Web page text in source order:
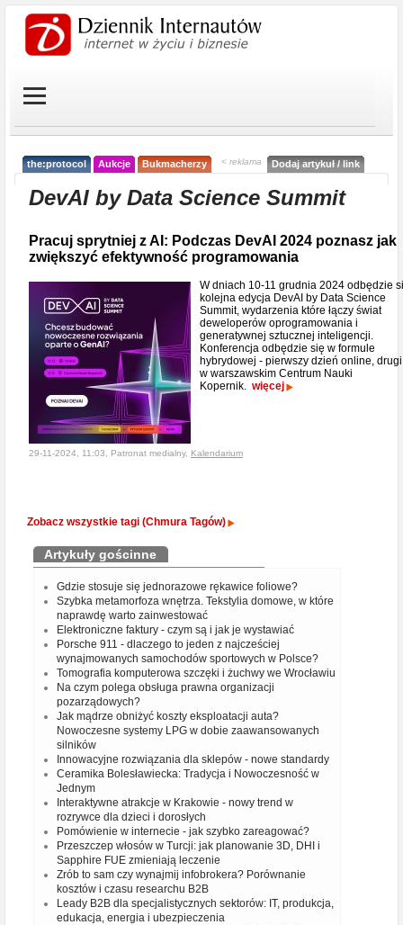
the:protocol Aukcje Bukmacherzy < reklama Dodaj artykuł / link
DevAI by Data Science Summit
Pracuj sprytniej z AI: Podczas DevAI 2024 poznasz jak
zwiększyć efektywność programowania
W dniach 10-11 grudnia 2024 odbędzie
kolejna edycja DevAI by Data Science
Summit, wydarzenia które łączy świat
deweloperów oprogramowania i
generatywnej sztucznej inteligencji.
Konferencja odbędzie się w formule
hybrydowej - pierwszy dzień online, drugi
w warszawskim Centrum Nauki
Kopernik. więcej
29-11-2024, 11:03, Patronat medialny, Kalendarium
Zobacz wszystkie tagi (Chmura Tagów)
Artykuły gościnne
Gdzie stosuje się jednorazowe rękawice foliowe?
Szybka metamorfoza wnętrza. Tekstylia domowe, w które
naprawdę warto zainwestować
Elektroniczne faktury - czym są i jak je wystawiać
Porsche 911 - dlaczego to jeden z najcześciej
wynajmowanych samochodów sportowych w Polsce?
Tomografia komputerowa szczęki i żuchwy we Wrocławiu
Na czym polega obsługa prawna organizacji
pozarządowych?
Jak mądrze obniżyć koszty eksploatacji auta?
Nowoczesne systemy LPG w dobie zaawansowanych
silników
Innowacyjne rozwiązania dla sklepów - nowe standardy
Ceramika Bolesławiecka: Tradycja i Nowoczesność w
Jednym
Interaktywne atrakcje w Krakowie - nowy trend w
rozrywce dla dzieci i dorosłych
Pomówienie w internecie - jak szybko zareagować?
Przeszczep włosów w Turcji: jak planowanie 3D, DHI i
Sapphire FUE zmieniają leczenie
Zrób to sam czy wynajmij infobrokera? Porównanie
kosztów i czasu researchu B2B
Leady B2B dla specjalistycznych sektorów: IT, produkcja,
edukacja, energia i ubezpieczenia